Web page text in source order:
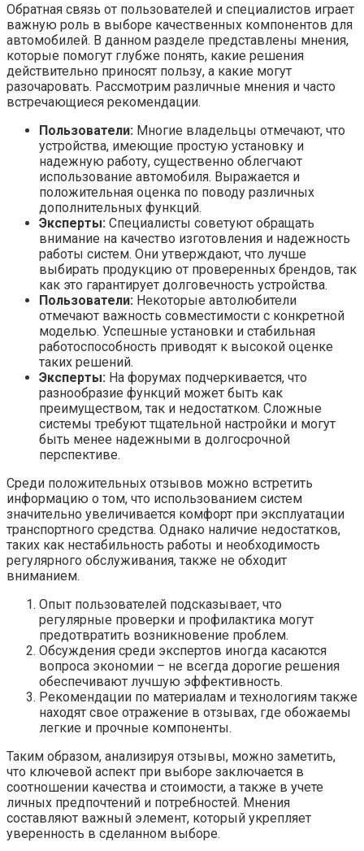
Обратная связь от пользователей и специалистов играет
важную роль в выборе качественных компонентов для
автомобилей. В данном разделе представлены мнения,
которые помогут глубже понять, какие решения
действительно приносят пользу, а какие могут
разочаровать. Рассмотрим различные мнения и часто
встречающиеся рекомендации.
Пользователи: Многие владельцы отмечают, что
устройства, имеющие простую установку и
надежную работу, существенно облегчают
использование автомобиля. Выражается и
положительная оценка по поводу различных
дополнительных функций.
Эксперты: Специалисты советуют обращать
внимание на качество изготовления и надежность
работы систем. Они утверждают, что лучше
выбирать продукцию от проверенных брендов, так
как это гарантирует долговечность устройства.
Пользователи: Некоторые автолюбители
отмечают важность совместимости с конкретной
моделью. Успешные установки и стабильная
работоспособность приводят к высокой оценке
таких решений.
Эксперты: На форумах подчеркивается, что
разнообразие функций может быть как
преимуществом, так и недостатком. Сложные
системы требуют тщательной настройки и могут
быть менее надежными в долгосрочной
перспективе.
Среди положительных отзывов можно встретить
информацию о том, что использованием систем
значительно увеличивается комфорт при эксплуатации
транспортного средства. Однако наличие недостатков,
таких как нестабильность работы и необходимость
регулярного обслуживания, также не обходит
вниманием.
Опыт пользователей подсказывает, что
регулярные проверки и профилактика могут
предотвратить возникновение проблем.
Обсуждения среди экспертов иногда касаются
вопроса экономии – не всегда дорогие решения
обеспечивают лучшую эффективность.
Рекомендации по материалам и технологиям также
находят свое отражение в отзывах, где обожаемы
легкие и прочные компоненты.
Таким образом, анализируя отзывы, можно заметить,
что ключевой аспект при выборе заключается в
соотношении качества и стоимости, а также в учете
личных предпочтений и потребностей. Мнения
составляют важный элемент, который укрепляет
уверенность в сделанном выборе.